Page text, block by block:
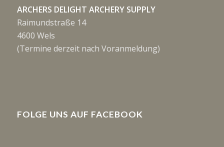
ARCHERS DELIGHT ARCHERY SUPPLY
Raimundstraße 14
4600 Wels
(Termine derzeit nach Voranmeldung)
FOLGE UNS AUF FACEBOOK